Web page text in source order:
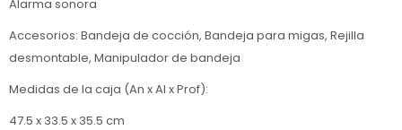
Alarma sonora
Accesorios: Bandeja de cocción, Bandeja para migas, Rejilla
desmontable, Manipulador de bandeja
Medidas de la caja (An x Al x Prof):
47.5 x 33.5 x 35.5 cm